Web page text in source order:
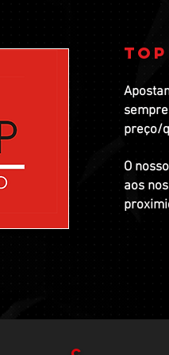
preço/
O
aos